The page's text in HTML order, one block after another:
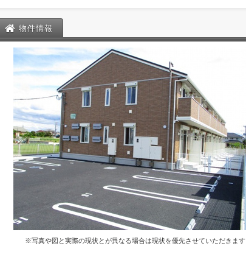
物件情報
※写真や図と実際の現状とが異なる場合は現状を優先させていただきます